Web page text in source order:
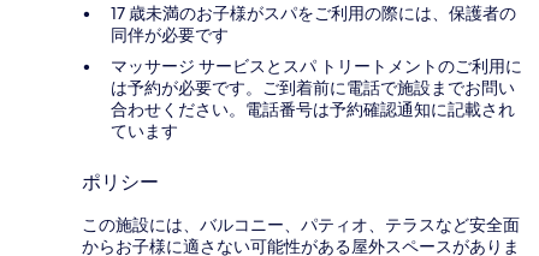
17 歳未満のお子様がスパをご利用の際には、保護者の
同伴が必要です
マッサージ サービスとスパ トリートメントのご利用に
は予約が必要です。ご到着前に電話で施設までお問い
合わせください。電話番号は予約確認通知に記載され
ています
ポリシー
この施設には、バルコニー、パティオ、テラスなど安全面
からお子様に適さない可能性がある屋外スペースがありま